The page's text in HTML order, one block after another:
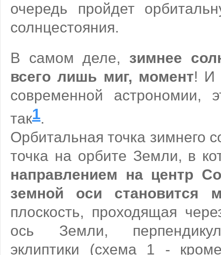
очередь пройдет
солнцестояния.
В самом деле, зимнее
всего лишь миг, момент! И
современной астрономии,
так1.
Орбитальная точка зимнего
точка на орбите Земли, в
направлением на центр
земной оси становится
плоскость, проходящая
ось Земли,
эклиптики (схема 1 -